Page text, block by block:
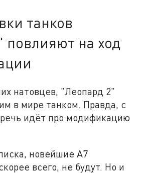
танков
повлияют на ход
натовцев, "Леопард 2"
в мире танком. Правда, с
речь идёт про модификацию
новейшие А7
всего, не будут. Но и